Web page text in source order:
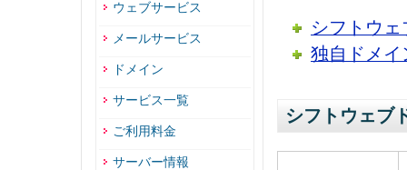
シフトウ
独自ドメイ
シフトウェブ
ウェブサービス
メールサービス
ドメイン
サービス一覧
ご利用料金
サーバー情報